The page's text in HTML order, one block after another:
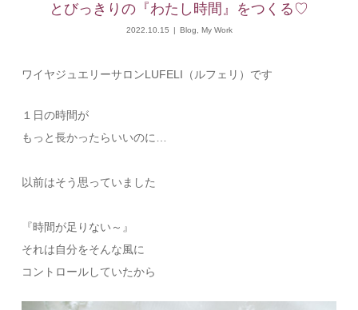
とびっきりの『わたし時間』をつくる♡
2022.10.15 Blog My Work
ワイヤジュエリーサロンLUFELI（ルフェリ）です
１日の時間が
もっと長かったらいいのに…
以前はそう思っていました
『時間が足りない～』
それは自分をそんな風に
コントロールしていたから